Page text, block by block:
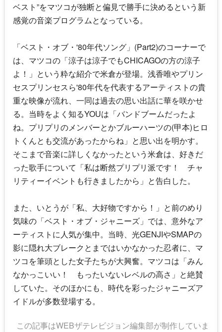
ベスト”をマツコが独断と偏見で勝手に決めるという新
感覚の音楽プログラムとなっている。
「ベスト・オブ・'80年代ソング」(Part2)のコーナーで
は、マツコの「涼子は涼子でもCHICAGOの方の涼子
よ！」という粋な紹介で米倉が登場。浅香唯やプリン
セスプリンセスら'80年代を代表するアーティストの貴
重な映像が流れ、一同は過去の思い出話に華を咲かせ
る。当時をよく知るYOUは「バンドブームだったよ
ね。プリプリのメンバーとかブルーハーツの(甲本)ヒロ
トくんとも交流があったからね」と思い出を明かす。
そこまで音楽に詳しくなかったという米倉は、好きだ
った歌手について「私は断然プリプリ派です！ チャ
リティーイベントも行きましたから」と告白した。
また、いとうが「私、大好物ですから！」と前のめり
気味の「ベスト・オブ・ジャニーズ」では、意外なア
ーティストに人気が集中。当時、光GENJIやSMAPの
影に隠れ大ブレークとまではいかなかった忍者に、マ
ツコを筆頭とした女子たちが大興奮。マツコは「みん
なかっこいい！ もったいないレベルの高さ」と絶賛
していた。そのほかにも、時代を彩ったジャニーズア
イドルが多数登場する。
この記事はWEBザテレビジョン編集部が制作していま